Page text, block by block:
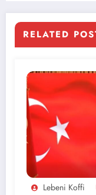
RELATED
Lebeni Koffi